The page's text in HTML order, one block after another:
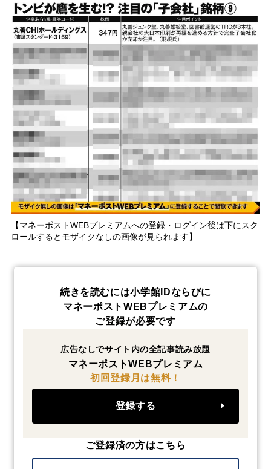
【マネーポストWEBプレミアムへの登録・ログイン後は下にスク
ロールするとモザイクなしの画像が見られます】
続きを読むには小学館IDならびに
マネーポストWEBプレミアムの
ご登録が必要です
広告なしでサイト内の全記事読み放題
マネーポストWEBプレミアム
初回登録月は無料！
登録する
ご登録済の方はこちら